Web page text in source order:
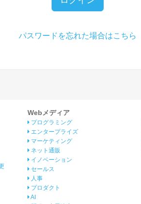
パスワードを忘れた場合はこちら
Webメディア
プログラミング
エンタープライズ
マーケティング
ネット通販
イノベーション
セールス
人事
プロダクト
AI